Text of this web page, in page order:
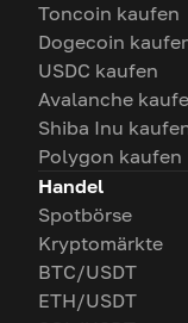
Toncoin kaufen
Dogecoin
USDC kaufen
Avalanche
Shiba Inu
Polygon kaufen
Handel
Spotbörse
Kryptomärkte
BTC/USDT
ETH/USDT